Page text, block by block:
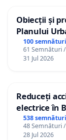
Obiecții și
Planului
100 semnături
61 Semnături
31 Jul 2026
Reduceți
electrice în
538 semnături
48 Semnături
28 Jul 2026